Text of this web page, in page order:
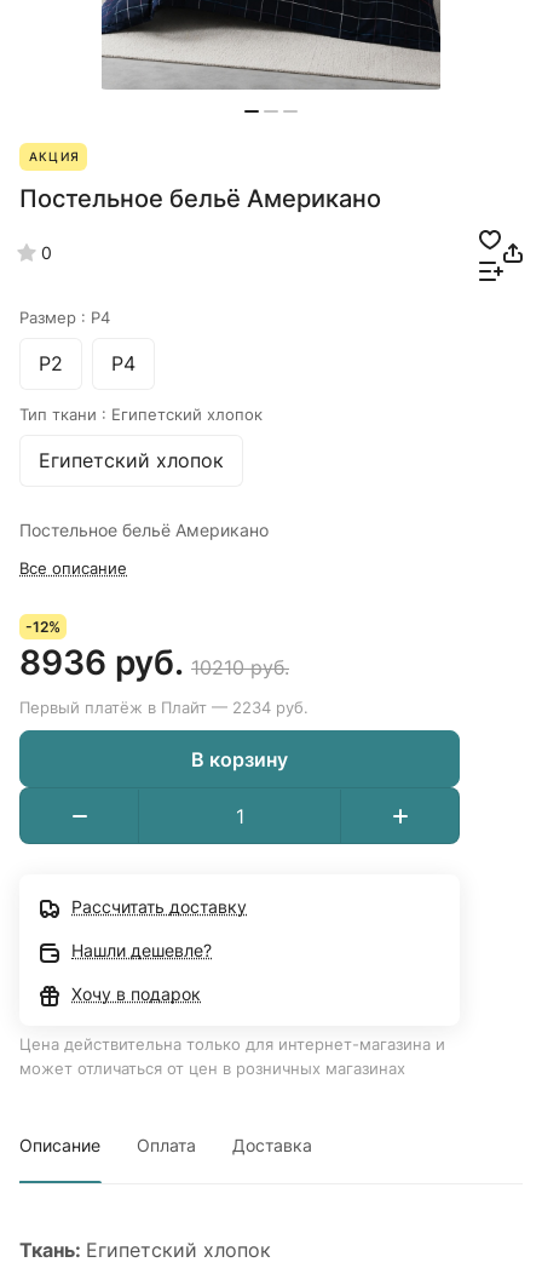
АКЦИЯ
Постельное бельё Американо
0
Размер : Р4
Р2 Р4
Тип ткани : Египетский хлопок
Египетский хлопок
Постельное бельё Американо
Все описание
-12%
8936 руб. 10210 руб.
Первый платёж в Плайт — 2234 руб.
В корзину
Рассчитать доставку
Нашли дешевле?
Хочу в подарок
Цена действительна только для интернет-магазина и
может отличаться от цен в розничных магазинах
Описание Оплата Доставка
Ткань: Египетский хлопок